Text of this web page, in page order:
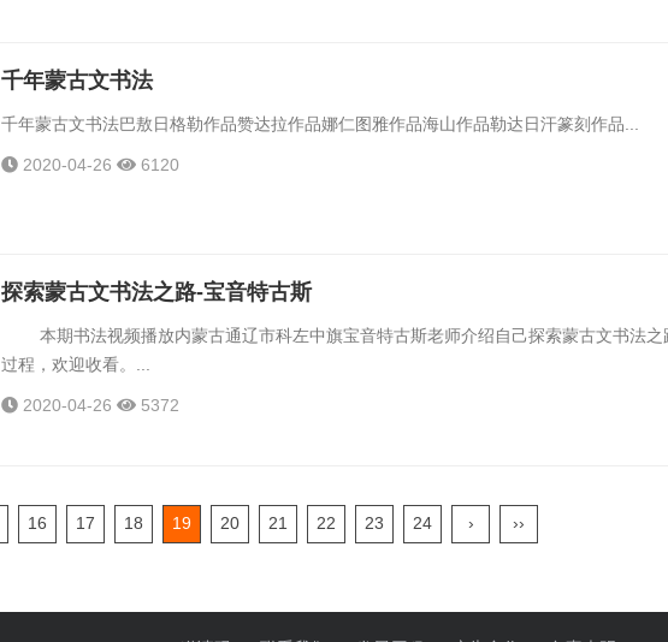
千年蒙古文书法
千年蒙古文书法巴敖日格勒作品赞达拉作品娜仁图雅作品海山作品勒达日汗篆刻作品...
2020-04-26 6120
探索蒙古文书法之路-宝音特古斯
本期书法视频播放内蒙古通辽市科左中旗宝音特古斯老师介绍自己探索蒙古文书法之
过程，欢迎收看。...
2020-04-26 5372
16 17 18 19 20 21 22 23 24 › ››